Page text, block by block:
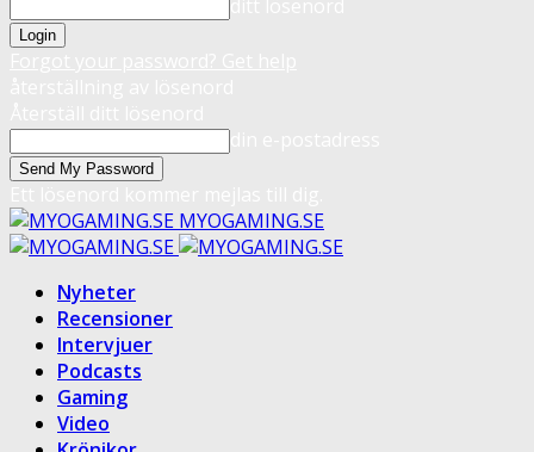
MYOGAMING.SE
Nyheter
Recensioner
Intervjuer
Podcasts
Gaming
Video